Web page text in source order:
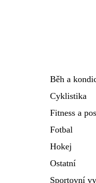
Běh a
Cyklistika
Fitness a
Fotbal
Hokej
Ostatní
Sportovní